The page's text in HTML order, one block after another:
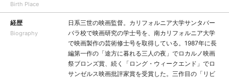
Birth Place
経歴
Biography
日系三世の映画監督。カリフォルニア大学サンタバー
バラ校で映画研究の学士号を、南カリフォルニア大学
で映画製作の芸術修士号を取得している。1987年に長
編第一作の「途方に暮れる三人の夜」でロカルノ映画
祭ブロンズ賞、続く「ロング・ウィークエンド」でロ
サンゼルス映画批評家賞を受賞した。三作目の「リビ